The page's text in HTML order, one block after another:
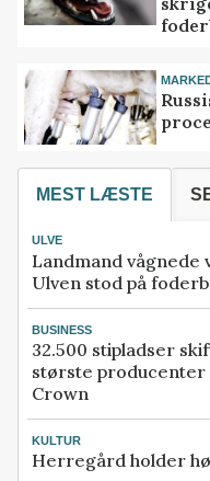
MEST LÆSTE
ULVE
Landmand vågnede
Ulven stod på
BUSINESS
32.500 stipladser
største producenter
Crown
KULTUR
Herregård holder